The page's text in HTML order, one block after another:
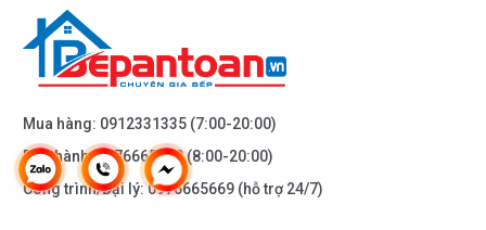
Mua hàng: 0912331335 (7:00-20:00)
Bảo hành:0976665669(8:00-20:00)
Công trình/Đại lý:0976665669 (hỗ trợ 24/7)